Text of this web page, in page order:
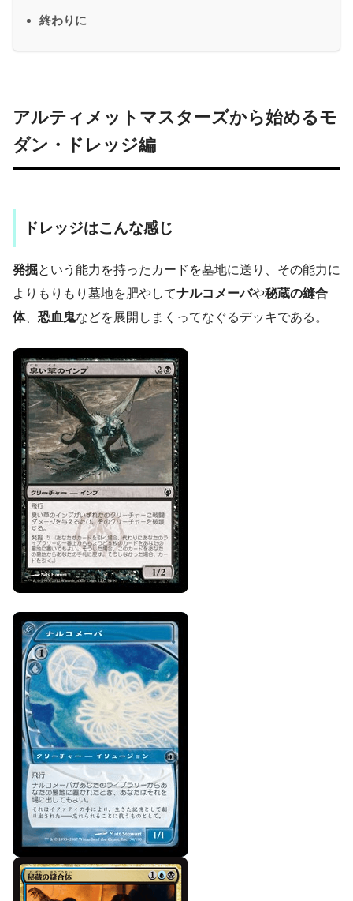
終わりに
アルティメットマスターズから始めるモ
ダン・ドレッジ編
ドレッジはこんな感じ
発掘という能力を持ったカードを墓地に送り、その能力に
よりもりもり墓地を肥やしてナルコメーバや秘蔵の縫合
体、 恐血鬼などを展開しまくってなぐるデッキである。